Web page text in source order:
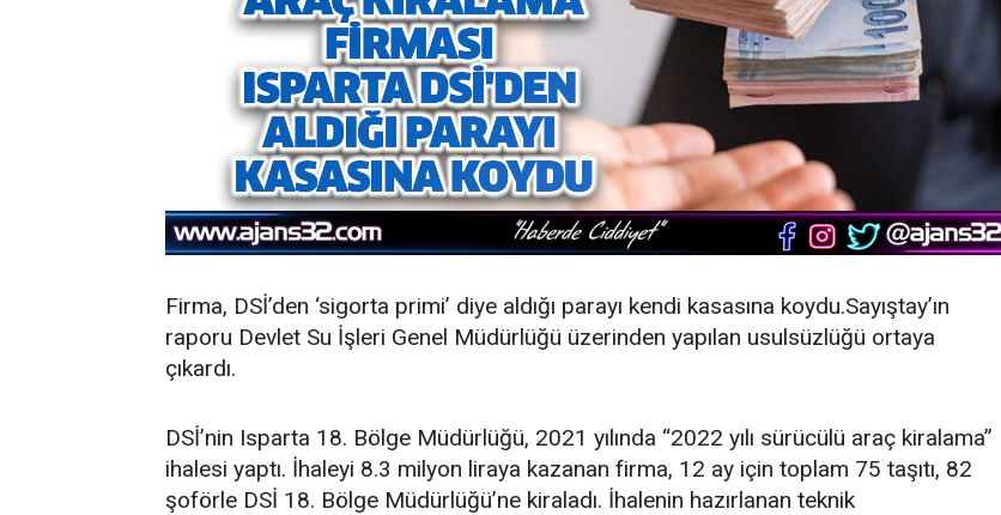
Firma, DSİ’den ‘sigorta primi’ diye aldığı parayı kendi kasasına koydu.Sayıştay’ın
raporu Devlet Su İşleri Genel Müdürlüğü üzerinden yapılan usulsüzlüğü ortaya
çıkardı.
DSİ’nin Isparta 18. Bölge Müdürlüğü, 2021 yılında “2022 yılı sürücülü araç kiralama”
ihalesi yaptı. İhaleyi 8.3 milyon liraya kazanan firma, 12 ay için toplam 75 taşıtı, 82
şoförle DSİ 18. Bölge Müdürlüğü’ne kiraladı. İhalenin hazırlanan teknik